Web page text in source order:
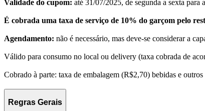
Validade do cupom: até 31/07/2025, de segunda a sexta para
É cobrada uma taxa de serviço de 10% do garçom pelo
Agendamento: não é necessário, mas deve-se considerar a
Válido para consumo no local ou delivery (taxa cobrada de
Cobrado à parte: taxa de embalagem (R$2,70) bebidas e
Regras Gerais